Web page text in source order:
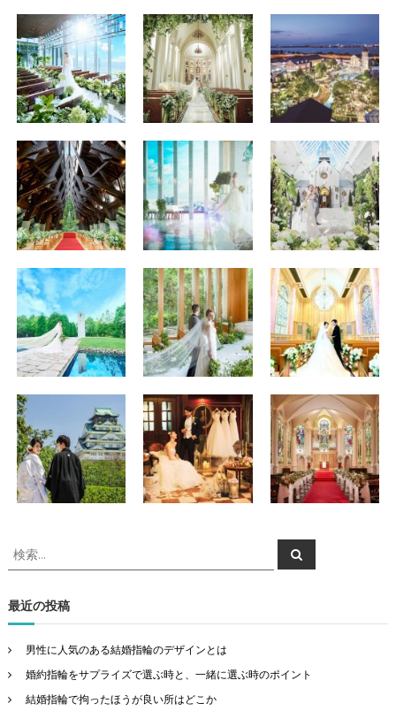
検
索
象
:
検
索
最近の投稿
男性に人気のある結婚指輪のデザインとは
婚約指輪をサプライズで選ぶ時と、一緒に選ぶ時のポイント
結婚指輪で拘ったほうが良い所はどこか